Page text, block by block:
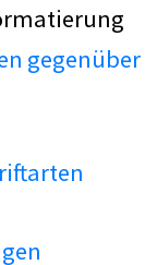
gegenüber